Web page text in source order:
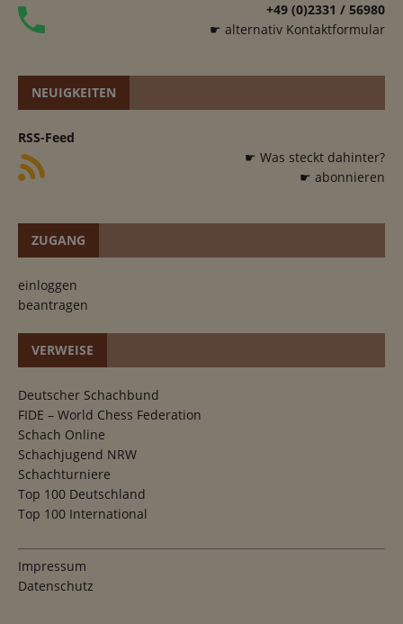
+49 (0)2331 / 56980
☛ alternativ Kontaktformular
NEUIGKEITEN
RSS-Feed
☛ Was steckt dahinter?
☛ abonnieren
ZUGANG
einloggen
beantragen
VERWEISE
Deutscher Schachbund
FIDE – World Chess Federation
Schach Online
Schachjugend NRW
Schachturniere
Top 100 Deutschland
Top 100 International
Impressum
Datenschutz